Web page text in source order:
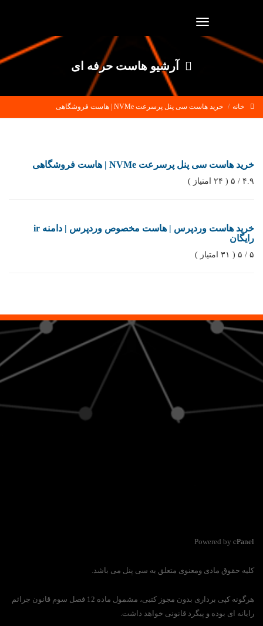
Toggle
navigation
آرشیو هاست حرفه ای
خانه خرید هاست سی پنل پرسرعت NVMe | هاست فروشگاهی
خرید هاست سی پنل پرسرعت NVMe | هاست فروشگاهی
۴.۹ / ۵ ( ۲۴ امتیاز )
خرید هاست وردپرس | هاست مخصوص وردپرس | دامنه ir
رایگان
۵ / ۵ ( ۳۱ امتیاز )
Powered by cPanel
کلیه حقوق مادی ومعنوی متعلق به سی پنل می باشد.
هرگونه کپی برداری بدون مجوز کتبی، مشمول ماده 12 فصل سوم قانون جرائم
رایانه ای بوده و پیگرد قانونی خواهد داشت.